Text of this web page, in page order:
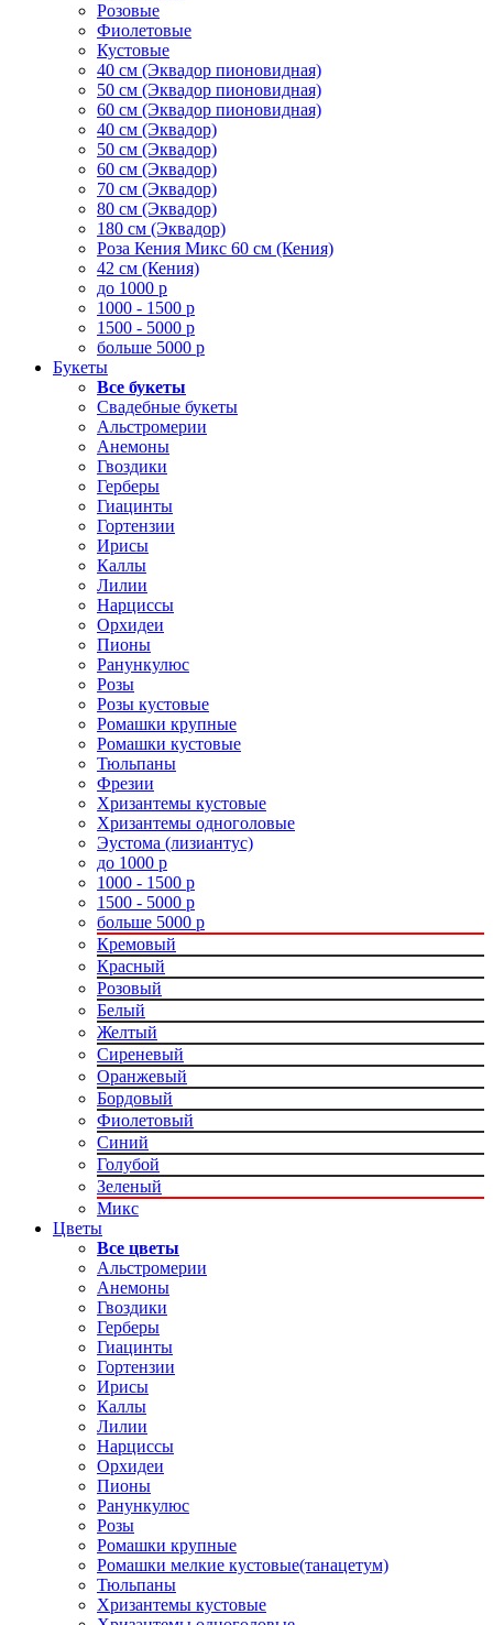
Розовые
Фиолетовые
Кустовые
40 см (Эквадор пионовидная)
50 см (Эквадор пионовидная)
60 см (Эквадор пионовидная)
40 см (Эквадор)
50 см (Эквадор)
60 см (Эквадор)
70 см (Эквадор)
80 см (Эквадор)
180 см (Эквадор)
Роза Кения Микс 60 см (Кения)
42 см (Кения)
до 1000 р
1000 - 1500 р
1500 - 5000 р
больше 5000 р
Букеты
Все букеты
Свадебные букеты
Альстромерии
Анемоны
Гвоздики
Герберы
Гиацинты
Гортензии
Ирисы
Каллы
Лилии
Нарциссы
Орхидеи
Пионы
Ранункулюс
Розы
Розы кустовые
Ромашки крупные
Ромашки кустовые
Тюльпаны
Фрезии
Хризантемы кустовые
Хризантемы одноголовые
Эустома (лизиантус)
до 1000 р
1000 - 1500 р
1500 - 5000 р
больше 5000 р
Кремовый
Красный
Розовый
Белый
Желтый
Сиреневый
Оранжевый
Бордовый
Фиолетовый
Синий
Голубой
Зеленый
Микс
Цветы
Все цветы
Альстромерии
Анемоны
Гвоздики
Герберы
Гиацинты
Гортензии
Ирисы
Каллы
Лилии
Нарциссы
Орхидеи
Пионы
Ранункулюс
Розы
Ромашки крупные
Ромашки мелкие кустовые(танацетум)
Тюльпаны
Хризантемы кустовые